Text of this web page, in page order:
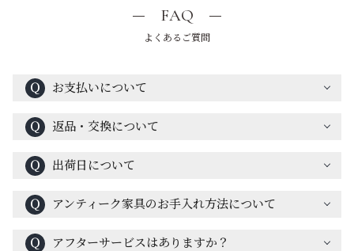
FAQ
よくあるご質問
Ｑ お支払いについて
Ｑ 返品・交換について
Ｑ 出荷日について
Ｑ アンティーク家具のお手入れ方法について
Ｑ アフターサービスはありますか？